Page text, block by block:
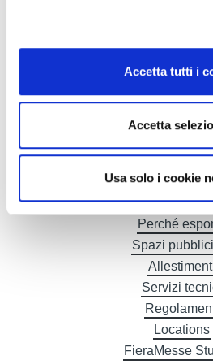
Accetta tutti i
Accetta
Usa solo i cookie
Eventi nel
Perché
Come
Alberghi
Baby Pit
Perché
Spazi
Servizi
Locations
FieraMesse